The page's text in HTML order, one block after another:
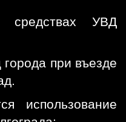
средствах УВД
города при въезде
использование